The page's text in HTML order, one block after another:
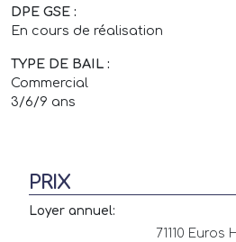
DPE GSE :
En cours de réalisation
TYPE DE BAIL :
Commercial
3/6/9 ans
PRIX
Loyer annuel:
71110